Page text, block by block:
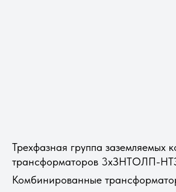
Трехфазная группа заземляемых
трансформаторов 3хЗНТОЛП-
Комбинированные